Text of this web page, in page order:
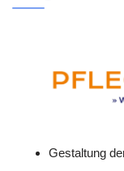
Gestaltung